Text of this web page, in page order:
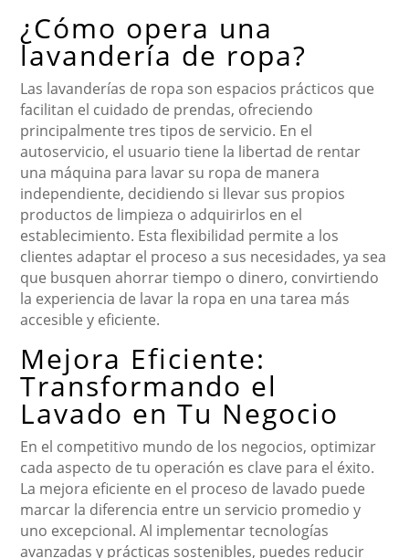
¿Cómo opera una
lavandería de ropa?
Las lavanderías de ropa son espacios prácticos que
facilitan el cuidado de prendas, ofreciendo
principalmente tres tipos de servicio. En el
autoservicio, el usuario tiene la libertad de rentar
una máquina para lavar su ropa de manera
independiente, decidiendo si llevar sus propios
productos de limpieza o adquirirlos en el
establecimiento. Esta flexibilidad permite a los
clientes adaptar el proceso a sus necesidades, ya sea
que busquen ahorrar tiempo o dinero, convirtiendo
la experiencia de lavar la ropa en una tarea más
accesible y eficiente.
Mejora Eficiente:
Transformando el
Lavado en Tu Negocio
En el competitivo mundo de los negocios, optimizar
cada aspecto de tu operación es clave para el éxito.
La mejora eficiente en el proceso de lavado puede
marcar la diferencia entre un servicio promedio y
uno excepcional. Al implementar tecnologías
avanzadas y prácticas sostenibles, puedes reducir